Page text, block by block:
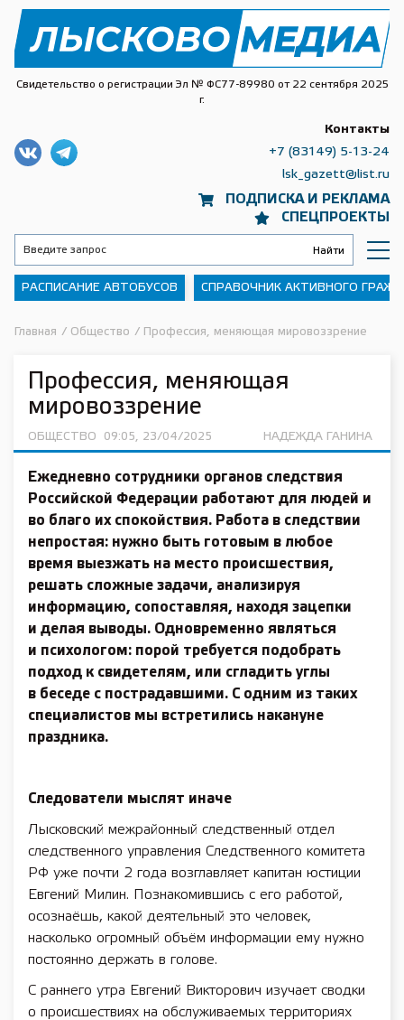
Свидетельство о регистрации Эл № ФС77-89980 от 22 сентября 2025
г.
ПОДПИСКА И РЕКЛАМА
СПЕЦПРОЕКТЫ
Контакты
+7 (83149) 5-13-24
lsk_gazett@list.ru
РАСПИСАНИЕ АВТОБУСОВ СПРАВОЧНИК АКТИВНОГО
Главная / Общество / Профессия, меняющая мировоззрение
Профессия, меняющая
мировоззрение
ОБЩЕСТВО 09:05, 23/04/2025 НАДЕЖДА ГАНИНА
Ежедневно сотрудники органов следствия
Российской Федерации работают для людей и
во благо их спокойствия. Работа в следствии
непростая: нужно быть готовым в любое
время выезжать на место происшествия,
решать сложные задачи, анализируя
информацию, сопоставляя, находя зацепки
и делая выводы. Одновременно являться
и психологом: порой требуется подобрать
подход к свидетелям, или сгладить углы
в беседе с пострадавшими. С одним из таких
специалистов мы встретились накануне
праздника.
Следователи мыслят иначе
Лысковский межрайонный следственный отдел
следственного управления Следственного комитета
РФ уже почти 2 года возглавляет капитан юстиции
Евгений Милин. Познакомившись с его работой,
осознаёшь, какой деятельный это человек,
насколько огромный объём информации ему нужно
постоянно держать в голове.
С раннего утра Евгений Викторович изучает сводки
о происшествиях на обслуживаемых территориях